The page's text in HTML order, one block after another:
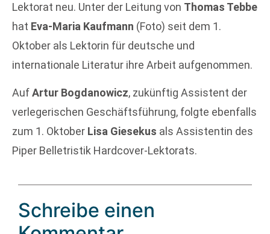
Lektorat neu. Unter der Leitung von Thomas Tebbe
hat Eva-Maria Kaufmann (Foto) seit dem 1.
Oktober als Lektorin für deutsche und
internationale Literatur ihre Arbeit aufgenommen.
AufArtur Bogdanowicz, zukünftig Assistent der
verlegerischen Geschäftsführung, folgte ebenfalls
zum 1. Oktober Lisa Giesekus als Assistentin des
Piper Belletristik Hardcover-Lektorats.
Schreibe einen